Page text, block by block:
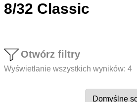
8/32 Classic
Otwórz filtry
Wyświetlanie wszystkich wyników: 4